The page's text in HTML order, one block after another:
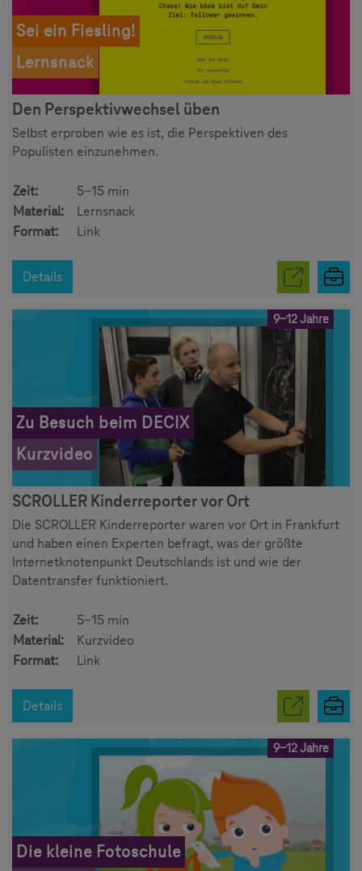
Sei ein Fiesling!
Lernsnack
Den Perspektivwechsel üben
Selbst erproben wie es ist, die Perspektiven des
Populisten einzunehmen.
Zeit:
5-15 min
Material:
Lernsnack
Format:
Link
Details
9-12 Jahre
Zu Besuch beim DECIX
Kurzvideo
SCROLLER Kinderreporter vor Ort
Die SCROLLER Kinderreporter waren vor Ort in Frankfurt
und haben einen Experten befragt, was der größte
Internetknotenpunkt Deutschlands ist und wie der
Datentransfer funktioniert.
Zeit:
5-15 min
Material:
Kurzvideo
Format:
Link
Details
9-12 Jahre
Die kleine Fotoschule